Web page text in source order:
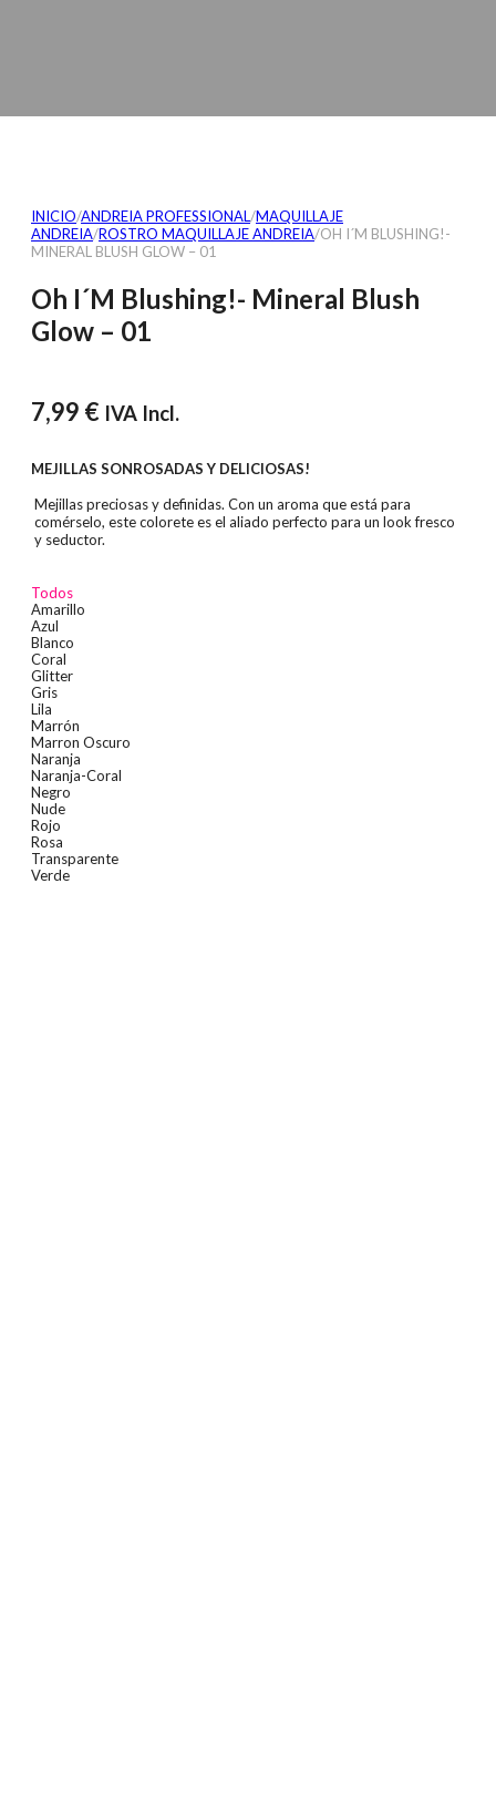
INICIO/ANDREIA PROFESSIONAL/MAQUILLAJE
ANDREIA/ROSTRO MAQUILLAJE ANDREIA/OH I´M BLUSHING!-
MINERAL BLUSH GLOW – 01
Oh I´M Blushing!- Mineral Blush
Glow – 01
7,99 € IVA Incl.
MEJILLAS SONROSADAS Y DELICIOSAS!
Mejillas preciosas y definidas. Con un aroma que está para
comérselo, este colorete es el aliado perfecto para un look fresco
y seductor.
Todos
Amarillo
Azul
Blanco
Coral
Glitter
Gris
Lila
Marrón
Marron Oscuro
Naranja
Naranja-Coral
Negro
Nude
Rojo
Rosa
Transparente
Verde